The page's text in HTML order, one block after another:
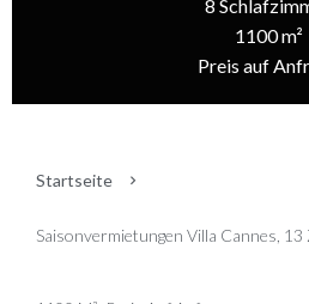
8
1100 m²
Preis auf
Startseite
Saisonvermietungen Villa Cannes, 13